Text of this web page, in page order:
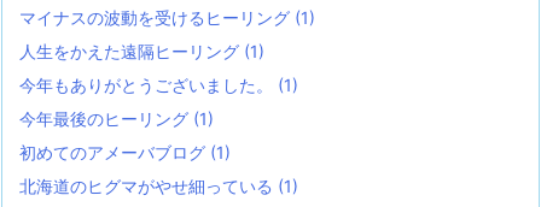
マイナスの波動を受けるヒーリング (1)
人生をかえた遠隔ヒーリング (1)
今年もありがとうございました。 (1)
今年最後のヒーリング (1)
初めてのアメーバブログ (1)
北海道のヒグマがやせ細っている (1)